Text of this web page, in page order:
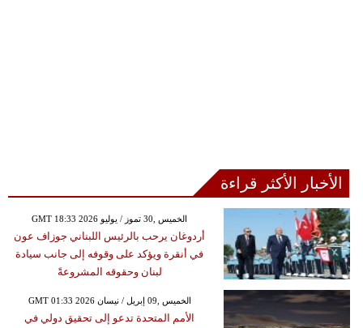
الأخبار الأكثر قراءة
GMT 18:33 2026 الخميس ,30 تموز / يوليو
أردوغان يرحب بالرئيس اللبناني جوزاف عون
في أنقرة ويؤكد على وقوفه إلى جانب سيادة
لبنان وحقوقه المشروعةً
GMT 01:33 2026 الخميس ,09 إبريل / نيسان
الأمم المتحدة تدعو إلى تحقيق دولي في